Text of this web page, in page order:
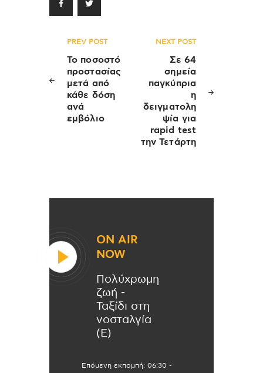
Πλοήγηση
άρθρων
PREV POST
Το ποσοστό
προστασίας
μετά από
κάθε δόση
ανά
εμβόλιο
NEXT POST
Σε 64
σημεία
παγκύπρια
η
δειγματολη
ψία για
rapid test
την Τετάρτη
ON AIR
NOW
Πολύχρωμη
ζωή -
Ταξίδι στη
νοσταλγία
(Ε)
Επόμενη εκπομπή: 06:30 -